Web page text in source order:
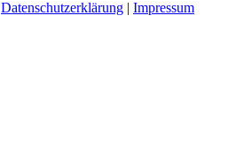
Datenschutzerklärung | Impressum